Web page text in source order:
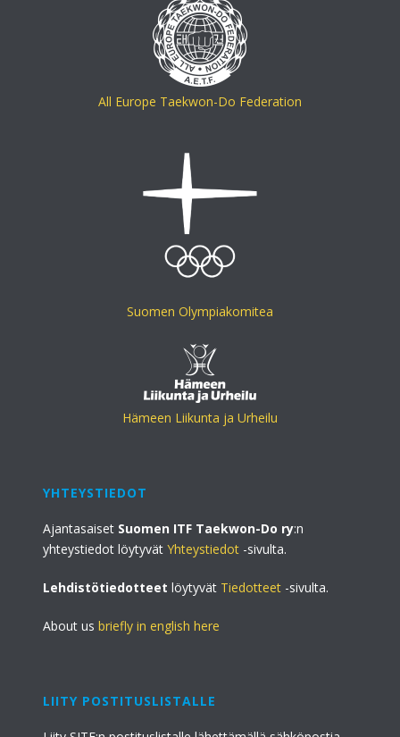
All Europe Taekwon-Do Federation
Suomen Olympiakomitea
Hämeen Liikunta ja Urheilu
YHTEYSTIEDOT
Ajantasaiset Suomen ITF Taekwon-Do ry:n
yhteystiedot löytyvätYhteystiedot -sivulta.
Lehdistötiedotteet löytyvät Tiedotteet -sivulta.
About usbriefly in english here
LIITY POSTITUSLISTALLE